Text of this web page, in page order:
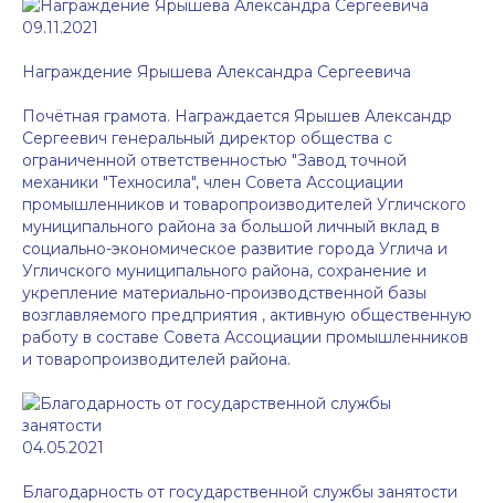
09.11.2021
Награждение Ярышева Александра Сергеевича
Почётная грамота. Награждается Ярышев Александр
Сергеевич генеральный директор общества с
ограниченной ответственностью "Завод точной
механики "Техносила", член Совета Ассоциации
промышленников и товаропроизводителей Угличского
муниципального района за большой личный вклад в
социально-экономическое развитие города Углича и
Угличского муниципального района, сохранение и
укрепление материально-производственной базы
возглавляемого предприятия , активную общественную
работу в составе Совета Ассоциации промышленников
и товаропроизводителей района.
04.05.2021
Благодарность от государственной службы занятости